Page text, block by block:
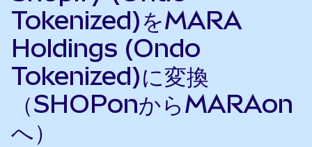
Tokenized)をMARA
Holdings (Ondo
Tokenized)に変換
（SHOPonからMARAon
へ）